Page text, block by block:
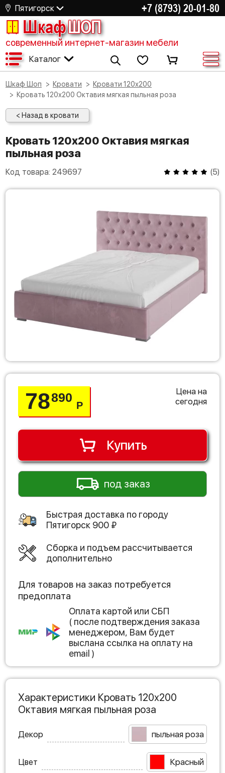
Пятигорск +7 (8793) 20-01-80
ШкафШОП
современный интернет-магазин мебели
Каталог
Шкаф Шоп Кровати
Кровати 120х200
Кровать 120х200 Октавия мягкая пыльная роза
< Назад в кровати
Кровать 120х200 Октавия мягкая
пыльная роза
Код товара: 249697 (5)
78890
Р
Цена на
сегодня
Купить
под заказ
Быстрая доставка по городу
Пятигорск 900 ₽
Сборка и подъем рассчитывается
дополнительно
Для товаров на заказ потребуется
предоплата
Оплата картой или СБП
( после подтверждения заказа
менеджером, Вам будет
выслана ссылка на оплату на
email )
Характеристики Кровать 120х200
Октавия мягкая пыльная роза
Декор пыльная роза
Цвет Красный